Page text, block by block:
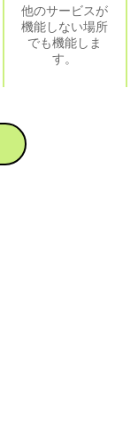
他のサービスが
機能しない場所
でも機能しま
す。